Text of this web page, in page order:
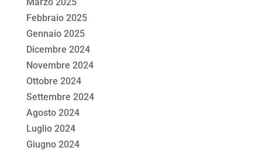
Febbraio 2025
Gennaio 2025
Dicembre 2024
Novembre 2024
Ottobre 2024
Settembre 2024
Agosto 2024
Luglio 2024
Giugno 2024